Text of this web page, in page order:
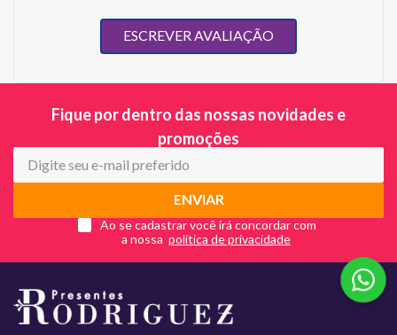
ESCREVER AVALIAÇÃO
Fique por dentro das nossas novidades e
promoções
ENVIAR
Ao se cadastrar você irá concordar com
a nossa